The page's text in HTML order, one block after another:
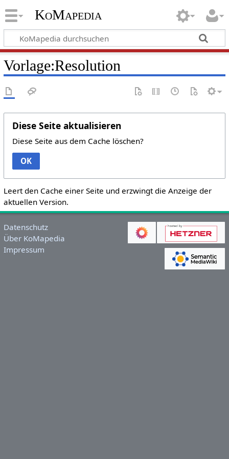
KoMapedia
Vorlage:Resolution
Diese Seite aktualisieren
Diese Seite aus dem Cache löschen?
OK
Leert den Cache einer Seite und erzwingt die Anzeige der
aktuellen Version.
Datenschutz
Über KoMapedia
Impressum